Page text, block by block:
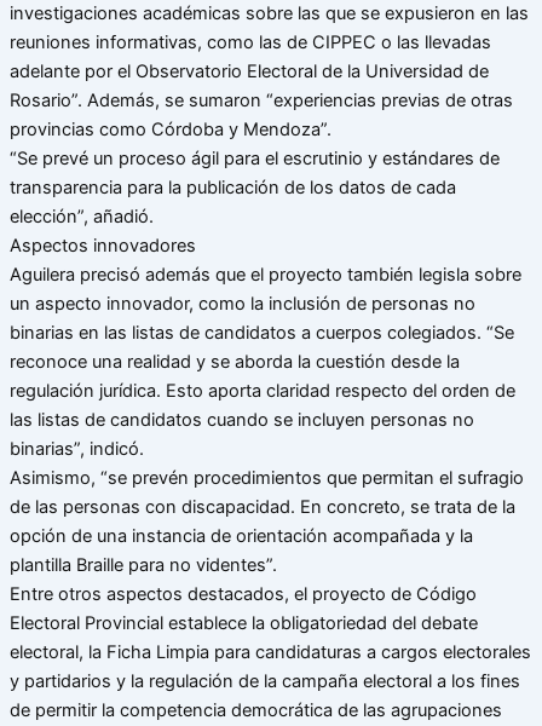
investigaciones académicas sobre las que se expusieron en las
reuniones informativas, como las de CIPPEC o las llevadas
adelante por el Observatorio Electoral de la Universidad de
Rosario”. Además, se sumaron “experiencias previas de otras
provincias como Córdoba y Mendoza”.
“Se prevé un proceso ágil para el escrutinio y estándares de
transparencia para la publicación de los datos de cada
elección”, añadió.
Aspectos innovadores
Aguilera precisó además que el proyecto también legisla sobre
un aspecto innovador, como la inclusión de personas no
binarias en las listas de candidatos a cuerpos colegiados. “Se
reconoce una realidad y se aborda la cuestión desde la
regulación jurídica. Esto aporta claridad respecto del orden de
las listas de candidatos cuando se incluyen personas no
binarias”, indicó.
Asimismo, “se prevén procedimientos que permitan el sufragio
de las personas con discapacidad. En concreto, se trata de la
opción de una instancia de orientación acompañada y la
plantilla Braille para no videntes”.
Entre otros aspectos destacados, el proyecto de Código
Electoral Provincial establece la obligatoriedad del debate
electoral, la Ficha Limpia para candidaturas a cargos electorales
y partidarios y la regulación de la campaña electoral a los fines
de permitir la competencia democrática de las agrupaciones